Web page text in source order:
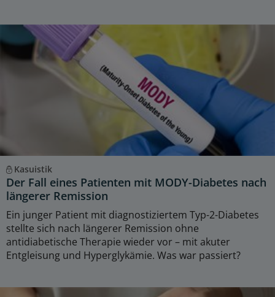
Kasuistik
Der Fall eines Patienten mit MODY-Diabetes nach
längerer Remission
Ein junger Patient mit diagnostiziertem Typ-2-Diabetes
stellte sich nach längerer Remission ohne
antidiabetische Therapie wieder vor – mit akuter
Entgleisung und Hyperglykämie. Was war passiert?